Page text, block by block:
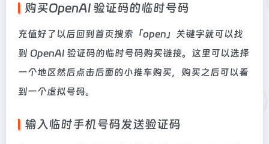
购买OpenAI 验证码的临时号码
充值好了以后回到首页搜索「open」关键字就可以找
到 OpenAI 验证码的临时号码购买链接。这里可以选择
一个地区然后点击后面的小推车购买，购买之后可以看
到一个虚拟号码。
输入临时手机号码发送验证码